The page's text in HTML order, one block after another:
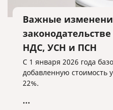
Важные
НДС, УСН и ПСН
С 1 января 2026 года
добавленную стоимость
22%.
...